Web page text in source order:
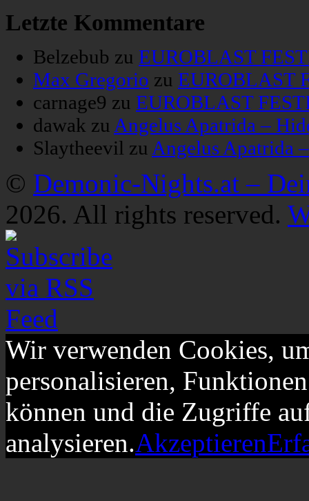
Letzte Kommentare
Belzebub zu EUROBLAST
Max Gregorio zu EUROBLAST
carnage9 zu EUROBLAST
dawak zu Angelus Apatrida –
Slaytheevil zu Angelus Apatrida
© Demonic-Nights.at –
2026. All rights reserved.
Wir verwenden Cookies,
personalisieren,
können und die Zugriffe
analysieren.Akzeptieren